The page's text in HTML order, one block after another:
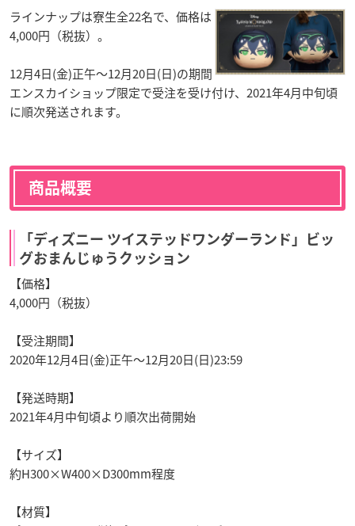
ラインナップは寮生全22名で、価格は
4,000円（税抜）。
12月4日(金)正午～12月20日(日)の期間
エンスカイショップ限定で受注を受け付け、2021年4月中旬頃
に順次発送されます。
商品概要
「ディズニー ツイステッドワンダーランド」ビッ
グおまんじゅうクッション
【価格】
4,000円（税抜）
【受注期間】
2020年12月4日(金)正午～12月20日(日)23:59
【発送時期】
2021年4月中旬頃より順次出荷開始
【サイズ】
約H300×W400×D300mm程度
【材質】